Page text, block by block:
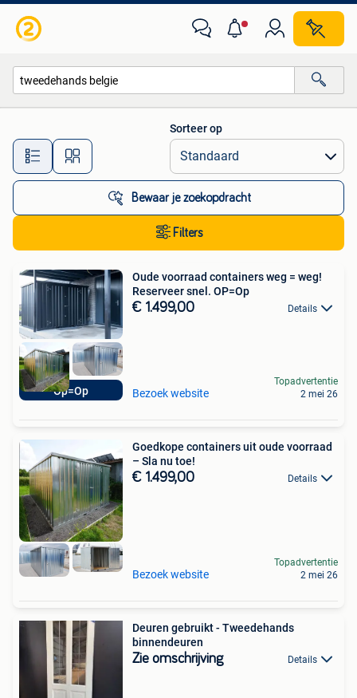
Alle afstanden…
Sorteer op
Bewaar je zoekopdracht
Filters
Op=Op
Oude voorraad containers weg = weg!
Reserveer snel. OP=Op
€ 1.499,00 Details
Bezoek website
Topadvertentie
2 mei 26
Goedkope containers uit oude voorraad
– Sla nu toe!
€ 1.499,00 Details
Bezoek website
Topadvertentie
2 mei 26
Deuren gebruikt - Tweedehands
binnendeuren
Zie omschrijving Details